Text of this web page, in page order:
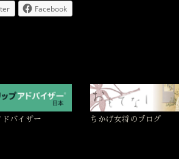
Facebook
ドバイザー ちかげ女将のブログ